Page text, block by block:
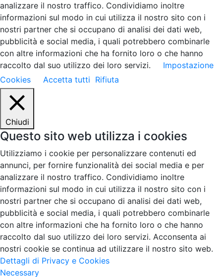
analizzare il nostro traffico. Condividiamo inoltre
informazioni sul modo in cui utilizza il nostro sito con i
nostri partner che si occupano di analisi dei dati web,
pubblicità e social media, i quali potrebbero combinarle
con altre informazioni che ha fornito loro o che hanno
raccolto dal suo utilizzo dei loro servizi.
Impostazione
Cookies
Accetta tutti Rifiuta
Chiudi
Questo sito web utilizza i cookies
Utilizziamo i cookie per personalizzare contenuti ed
annunci, per fornire funzionalità dei social media e per
analizzare il nostro traffico. Condividiamo inoltre
informazioni sul modo in cui utilizza il nostro sito con i
nostri partner che si occupano di analisi dei dati web,
pubblicità e social media, i quali potrebbero combinarle
con altre informazioni che ha fornito loro o che hanno
raccolto dal suo utilizzo dei loro servizi. Acconsenta ai
nostri cookie se continua ad utilizzare il nostro sito web.
Dettagli di Privacy e Cookies
Necessary